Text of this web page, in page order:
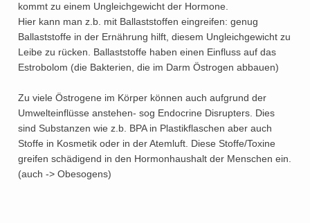
kommt zu einem Ungleichgewicht der Hormone.
Hier kann man z.b. mit Ballaststoffen eingreifen: genug
Ballaststoffe in der Ernährung hilft, diesem Ungleichgewicht zu
Leibe zu rücken. Ballaststoffe haben einen Einfluss auf das
Estrobolom (die Bakterien, die im Darm Östrogen abbauen)
Zu viele Östrogene im Körper können auch aufgrund der
Umwelteinflüsse anstehen- sog Endocrine Disrupters. Dies
sind Substanzen wie z.b. BPA in Plastikflaschen aber auch
Stoffe in Kosmetik oder in der Atemluft. Diese Stoffe/Toxine
greifen schädigend in den Hormonhaushalt der Menschen ein.
(auch -> Obesogens)